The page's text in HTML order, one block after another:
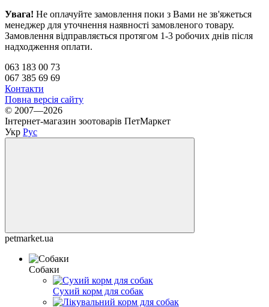
Увага! Не оплачуйте замовлення поки з Вами не зв'яжеться
менеджер для уточнення наявності замовленого товару.
Замовлення відправляється протягом 1-3 робочих днів після
надходження оплати.
063 183 00 73
067 385 69 69
Контакти
Повна версія сайту
© 2007—2026
Інтернет-магазин зоотоварів ПетМаркет
Укр Рус
petmarket.ua
Собаки
Сухий корм для собак